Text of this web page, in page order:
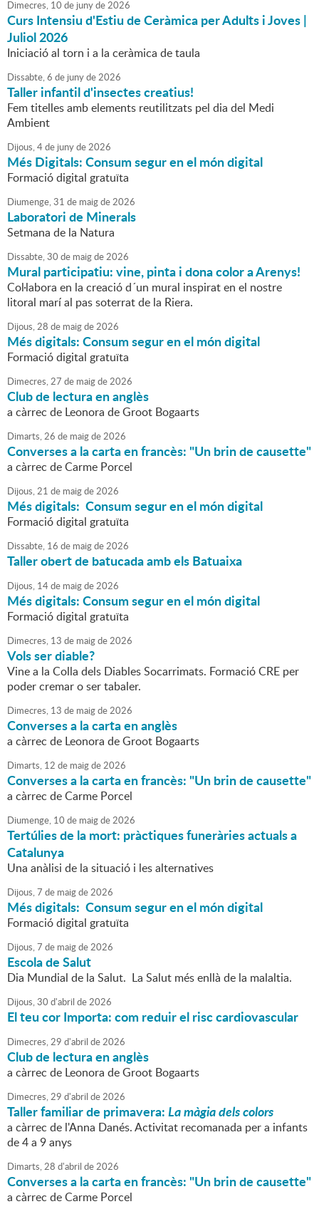
Dimecres, 10 de junyde2026
Curs Intensiu d'Estiu de Ceràmica per Adults i Joves |
Juliol 2026
Iniciació al torn i a la ceràmica de taula
Dissabte,6 de junyde2026
Taller infantil d'insectes creatius!
Fem titelles amb elements reutilitzats pel dia del Medi
Ambient
Dijous,4de junyde2026
Més Digitals: Consum segur en el món digital
Formació digital gratuïta
Diumenge,31 de maigde2026
Laboratori de Minerals
Setmana de la Natura
Dissabte,30 de maigde2026
Mural participatiu: vine, pinta i dona color a Arenys!
Col·labora en la creació d´un mural inspirat en el nostre
litoral marí al pas soterrat de la Riera.
Dijous,28 de maigde2026
Més digitals: Consum segur en el món digital
Formació digital gratuïta
Dimecres,27 de maigde2026
Club de lectura en anglès
a càrrec de Leonora de Groot Bogaarts
Dimarts,26 de maigde2026
Converses a la carta en francès: "Un brin de causette"
a càrrec de Carme Porcel
Dijous,21 de maigde2026
Més digitals: Consum segur en el món digital
Formació digital gratuïta
Dissabte, 16 de maigde2026
Taller obert de batucada amb els Batuaixa
Dijous, 14de maigde2026
Més digitals: Consum segur en el món digital
Formació digital gratuïta
Dimecres, 13 de maigde2026
Vols ser diable?
Vine a la Colla dels Diables Socarrimats. Formació CRE per
poder cremar o ser tabaler.
Dimecres, 13 de maigde2026
Converses a la carta en anglès
a càrrec de Leonora de Groot Bogaarts
Dimarts, 12 de maigde2026
Converses a la carta en francès: "Un brin de causette"
a càrrec de Carme Porcel
Diumenge, 10 de maigde2026
Tertúlies de la mort: pràctiques funeràries actuals a
Catalunya
Una anàlisi de la situació i les alternatives
Dijous,7 de maigde2026
Més digitals: Consum segur en el món digital
Formació digital gratuïta
Dijous,7 de maigde2026
Escola de Salut
Dia Mundial de la Salut. La Salut més enllà de la malaltia.
Dijous,30 d'abril de2026
El teu cor Importa: com reduir el risc cardiovascular
Dimecres,29 d'abril de2026
Club de lectura en anglès
a càrrec de Leonora de Groot Bogaarts
Dimecres,29 d'abril de2026
Taller familiar de primavera:La màgia dels colors
a càrrec de l'Anna Danés. Activitat recomanada per a infants
de 4 a 9 anys
Dimarts,28 d'abril de2026
Converses a la carta en francès: "Un brin de causette"
a càrrec de Carme Porcel